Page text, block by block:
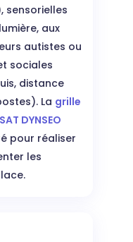
sensorielles
aux
autistes ou
sociales
distance
La grille
DYNSEO
pour réaliser
les